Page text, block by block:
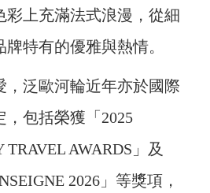
彩上充滿法式浪漫，從細
特有的優雅與熱情。
，泛歐河輪近年亦於國際
包括榮獲「2025
AWARDS」及
2026」等獎項，